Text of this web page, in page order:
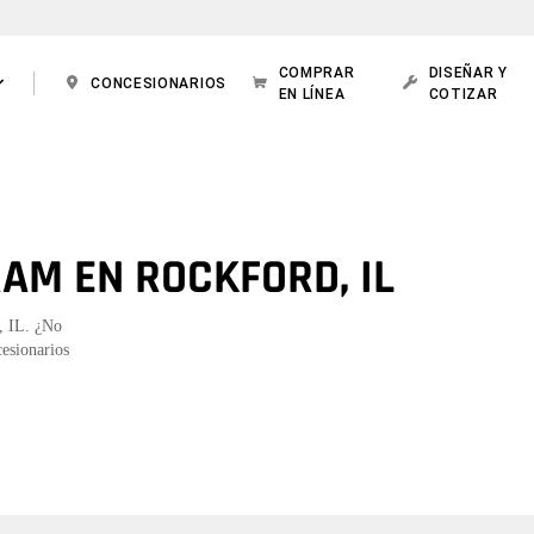
CONCESIONARIOS
COMPRAR
EN LÍNEA
DISEÑAR Y
COTIZAR
EN ROCKFORD, IL
IL. ¿No